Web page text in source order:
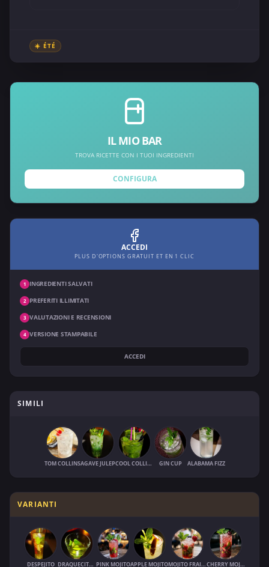
☀️ ÉTÉ
IL MIO BAR
TROVA RICETTE CON I TUOI INGREDIENTI
CONFIGURA
ACCEDI
PLUS D'OPTIONS GRATUIT ET EN 1 CLIC
1 INGREDIENTI SALVATI
2 PREFERITI ILLIMITATI
3 VALUTAZIONI E RECENSIONI
4 VERSIONE STAMPABILE
ACCEDI
SIMILI
TOM COLLINSAGAVE JULEP COOL COLLINS GIN CUP ALABAMA FIZZ
VARIANTI
DESPEJITO DRAQUECITO / DRAQUE PINK MOJITOAPPLE MOJITO MOJITO FRAISE CHERRY MOJITO